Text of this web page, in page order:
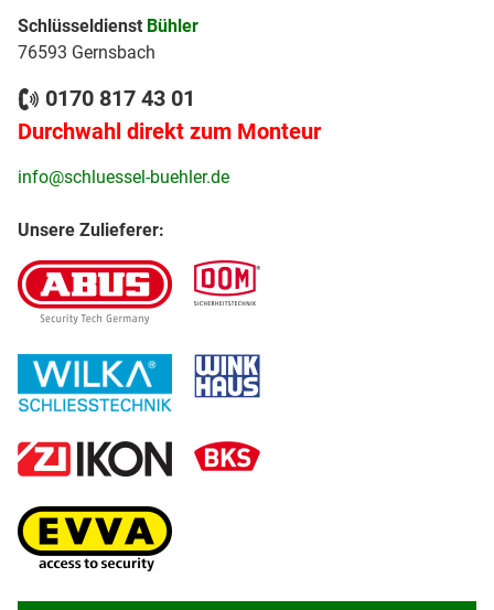
Schlüsseldienst Bühler
76593 Gernsbach
0170 817 43 01
Durchwahl direkt zum Monteur
info@schluessel-buehler.de
Unsere Zulieferer: